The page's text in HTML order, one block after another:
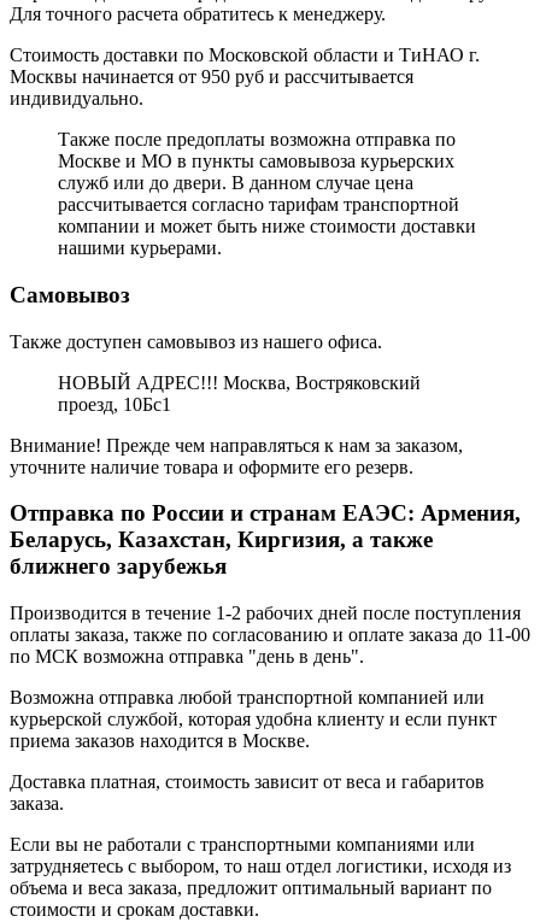
Для точного расчета обратитесь к менеджеру.
Стоимость доставки по Московской области и ТиНАО г.
Москвы начинается от 950 руб и рассчитывается
индивидуально.
Также после предоплаты возможна отправка по
Москве и МО в пункты самовывоза курьерских
служб или до двери. В данном случае цена
рассчитывается согласно тарифам транспортной
компании и может быть ниже стоимости доставки
нашими курьерами.
Самовывоз
Также доступен самовывоз из нашего офиса.
НОВЫЙ АДРЕС!!! Москва, Востряковский
проезд, 10Бс1
Внимание! Прежде чем направляться к нам за заказом,
уточните наличие товара и оформите его резерв.
Отправка по России и странам ЕАЭС: Армения,
Беларусь, Казахстан, Киргизия, а также
ближнего зарубежья
Производится в течение 1-2 рабочих дней после поступления
оплаты заказа, также по согласованию и оплате заказа до 11-00
по МСК возможна отправка "день в день".
Возможна отправка любой транспортной компанией или
курьерской службой, которая удобна клиенту и если пункт
приема заказов находится в Москве.
Доставка платная, стоимость зависит от веса и габаритов
заказа.
Если вы не работали с транспортными компаниями или
затрудняетесь с выбором, то наш отдел логистики, исходя из
объема и веса заказа, предложит оптимальный вариант по
стоимости и срокам доставки.